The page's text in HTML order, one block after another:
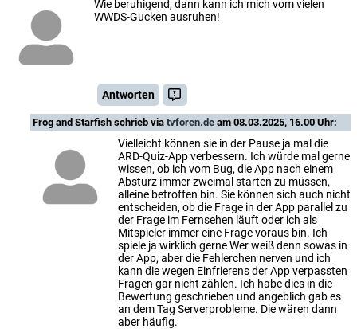
Wie beruhigend, dann kann ich mich vom vielen
WWDS-Gucken ausruhen!
Antworten
Frog and Starfish schrieb via tvforen.de am 08.03.2025, 16.00 Uhr:
Vielleicht können sie in der Pause ja mal die
ARD-Quiz-App verbessern. Ich würde mal gerne
wissen, ob ich vom Bug, die App nach einem
Absturz immer zweimal starten zu müssen,
alleine betroffen bin. Sie können sich auch nicht
entscheiden, ob die Frage in der App parallel zu
der Frage im Fernsehen läuft oder ich als
Mitspieler immer eine Frage voraus bin. Ich
spiele ja wirklich gerne Wer weiß denn sowas in
der App, aber die Fehlerchen nerven und ich
kann die wegen Einfrierens der App verpassten
Fragen gar nicht zählen. Ich habe dies in die
Bewertung geschrieben und angeblich gab es
an dem Tag Serverprobleme. Die wären dann
aber häufig.